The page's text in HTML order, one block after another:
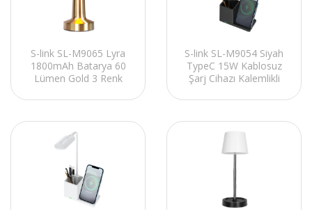
S-link SL-M9065 Lyra
1800mAh Batarya 60
Lümen Gold 3 Renk
Dekoratif Masa
S-link SL-M9054 Siyah
TypeC 15W Kablosuz
Şarj Cihazı Kalemlikli